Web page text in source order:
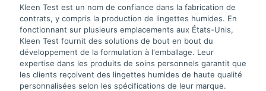
Kleen Test est un nom de confiance dans la fabrication de
contrats, y compris la production de lingettes humides. En
fonctionnant sur plusieurs emplacements aux États-Unis,
Kleen Test fournit des solutions de bout en bout du
développement de la formulation à l'emballage. Leur
expertise dans les produits de soins personnels garantit que
les clients reçoivent des lingettes humides de haute qualité
personnalisées selon les spécifications de leur marque.